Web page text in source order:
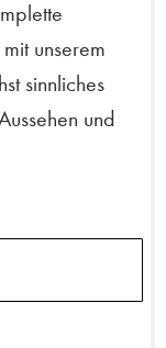
unserem
sinnliches
und